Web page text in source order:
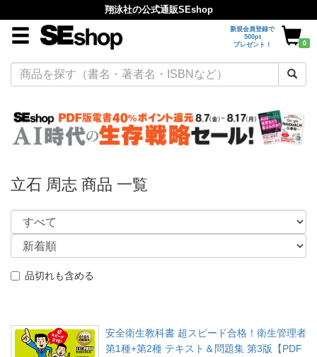
翔泳社の公式通販SEshop
新規会員登録で
500pt
プレゼント！
0
立石 周志 商品 一覧
品切れも含める
安全衛生教科書 超スピード合格！衛生管理者
第1種+第2種 テキスト＆問題集 第3版【PDF